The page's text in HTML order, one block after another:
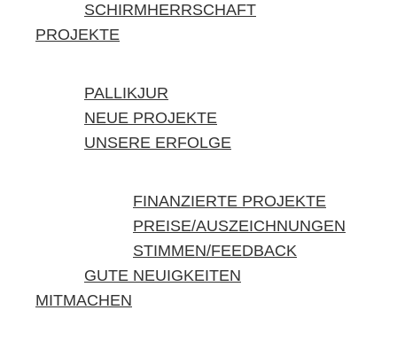
SCHIRMHERRSCHAFT
PROJEKTE
PALLIKJUR
NEUE PROJEKTE
UNSERE ERFOLGE
FINANZIERTE PROJEKTE
PREISE/AUSZEICHNUNGEN
STIMMEN/FEEDBACK
GUTE NEUIGKEITEN
MITMACHEN